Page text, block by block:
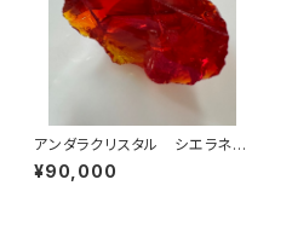
アンダラクリスタル シエラネバ
ダ産/エンジェルオーラ ファイヤ
ーオパール レムリアンサンライ
¥90,000